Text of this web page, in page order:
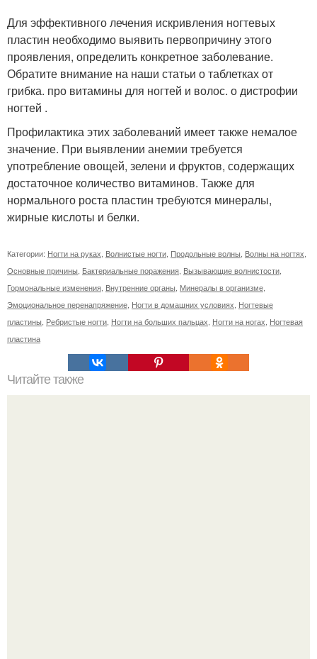
Для эффективного лечения искривления ногтевых
пластин необходимо выявить первопричину этого
проявления, определить конкретное заболевание.
Обратите внимание на наши статьи о таблетках от
грибка. про витамины для ногтей и волос. о дистрофии
ногтей .
Профилактика этих заболеваний имеет также немалое
значение. При выявлении анемии требуется
употребление овощей, зелени и фруктов, содержащих
достаточное количество витаминов. Также для
нормального роста пластин требуются минералы,
жирные кислоты и белки.
Категории: Ногти на руках Волнистые ногти Продольные волны Волны на ногтях
Основные причины Бактериальные поражения Вызывающие волнистости
Гормональные изменения Внутренние органы Минералы в организме
Эмоциональное перенапряжение Ногти в домашних условиях Ногтевые
пластины Ребристые ногти Ногти на больших пальцах Ногти на ногах Ногтевая
пластина
Читайте также